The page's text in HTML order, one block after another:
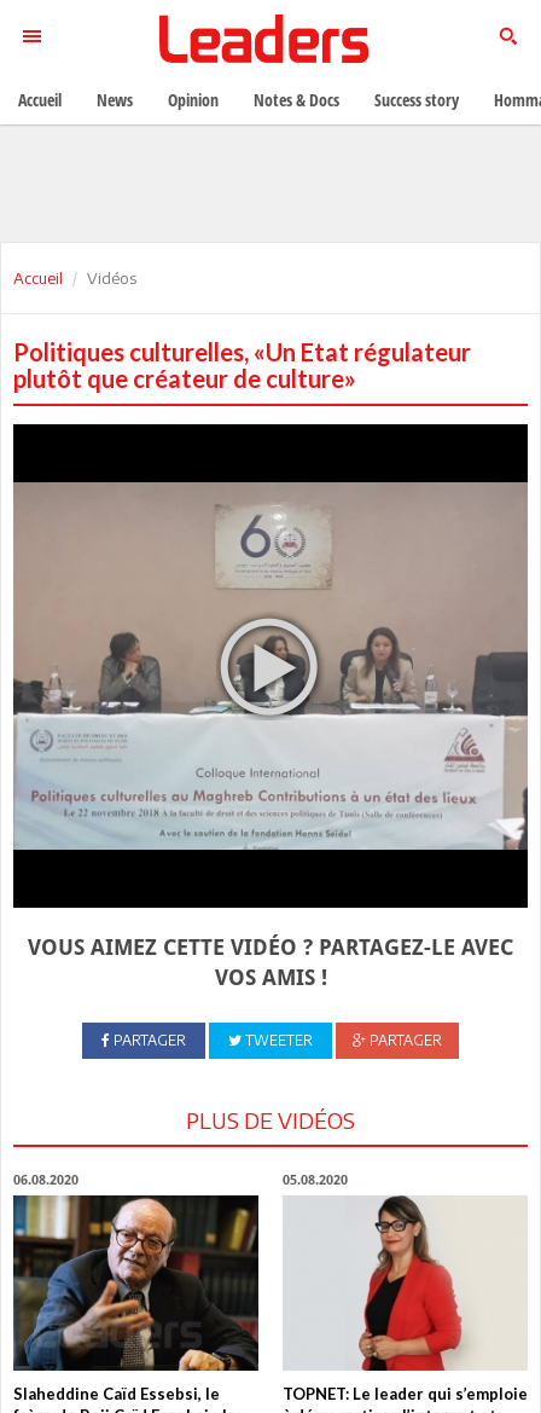
Accueil Vidéos
Politiques culturelles, «Un Etat régulateur
plutôt que créateur de culture»
VOUS AIMEZ CETTE VIDÉO ? PARTAGEZ-LE AVEC
VOS AMIS !
PARTAGER TWEETER PARTAGER
PLUS DE VIDÉOS
06.08.2020
Slaheddine Caïd Essebsi, le
05.08.2020
TOPNET: Le leader qui s’emploie
Accueil News Opinion Notes & Docs Success story